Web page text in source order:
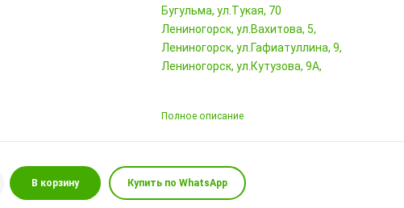
Бугульма, ул.Тукая, 70
Лениногорск, ул.Вахитова, 5,
Лениногорск, ул.Гафиатуллина, 9,
Лениногорск, ул.Кутузова, 9А,
Полное описание
В корзину Купить по WhatsApp